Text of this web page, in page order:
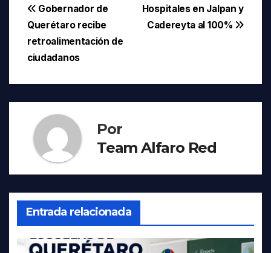
Navegación
de
entradas
Hospitales en Jalpan y
Cadereyta al 100%
Gobernador de
Querétaro recibe
retroalimentación de
ciudadanos
Por
Team Alfaro Red
Entrada relacionada